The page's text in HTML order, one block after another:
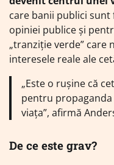
care banii publici
opiniei publice și
„tranziție verde” care
interesele reale ale
„Este o rușine că
pentru
viața”, afirmă
De ce este grav?